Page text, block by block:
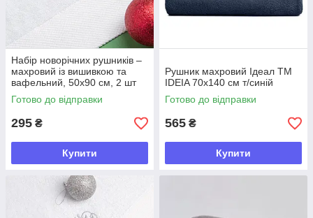
Набір новорічних рушників –
махровий із вишивкою та
вафельний, 50х90 см, 2 шт
Готово до відправки
295 ₴
Купити
Рушник махровий Ідеал TM
IDEIA 70х140 см т/синій
Готово до відправки
565 ₴
Купити